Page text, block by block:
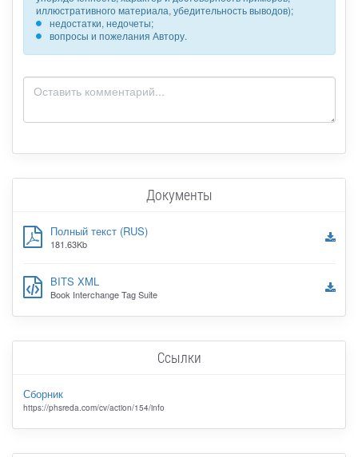
иллюстративного материала, убедительность выводов);
недостатки, недочеты;
вопросы и пожелания Автору.
Документы
Полный текст (RUS)
181.63Kb
BITS XML
Book Interchange Tag Suite
Ссылки
Сборник
https://phsreda.com/cv/action/154/info